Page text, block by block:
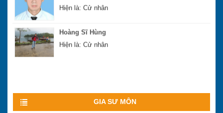
Hiện là: Cử nhân
GIA SƯ MÔN